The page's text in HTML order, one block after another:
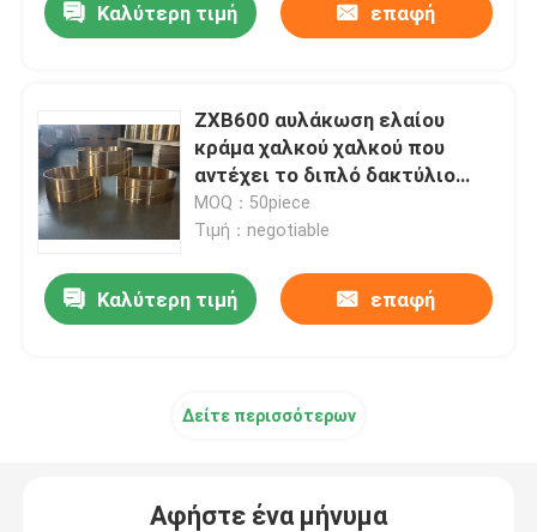
Καλύτερη τιμή επαφή
ZXB600 αυλάκωση ελαίου
κράμα χαλκού χαλκού που
αντέχει το διπλό δακτύλιο
ελίκων
MOQ：50piece
Τιμή：negotiable
Καλύτερη τιμή επαφή
Δείτε περισσότερων
Αφήστε ένα μήνυμα